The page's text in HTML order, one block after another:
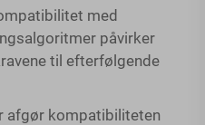
med
påvirker
til efterfølgende
afgør kompatibiliteten